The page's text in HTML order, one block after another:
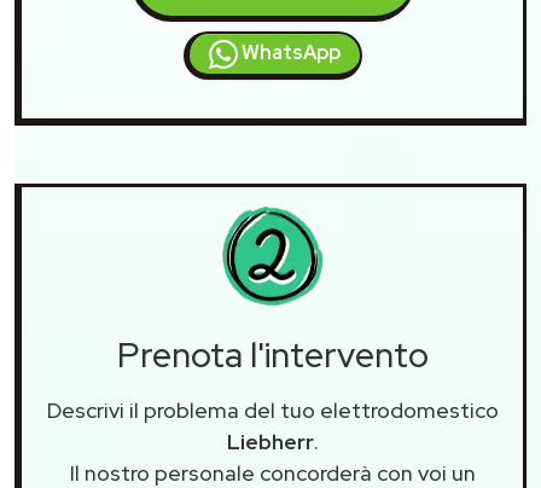
WhatsApp
Prenota l'intervento
Descrivi il problema del tuo elettrodomestico
Liebherr.
Il nostro personale concorderà con voi un